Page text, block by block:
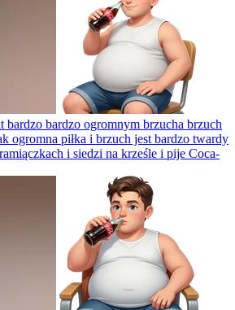
bardzo bardzo ogromnym brzucha brzuch
ogromna piłka i brzuch jest bardzo twardy
i siedzi na krześle i pije Coca-